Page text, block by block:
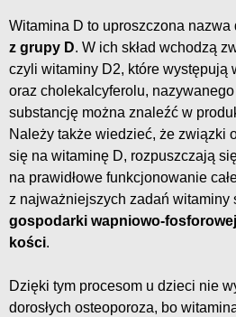
Witamina D to uproszczona nazwa
z grupy D. W ich skład wchodzą
czyli witaminy D2, które występują
oraz cholekalcyferolu,
substancję można znaleźć w
Należy także wiedzieć, że związki
się na witaminę D, rozpuszczają
na prawidłowe funkcjonowanie
z najważniejszych zadań witaminy
gospodarki wapniowo-fosforowej
kości.
Dzięki tym procesom u dzieci nie
dorosłych osteoporoza, bo